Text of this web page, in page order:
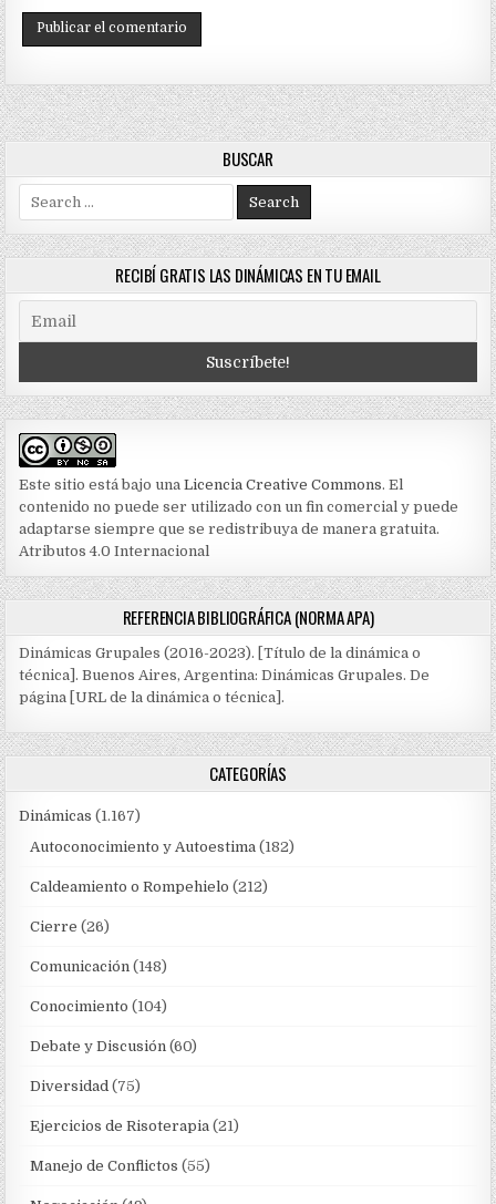
BUSCAR
for:
RECIBÍ GRATIS LAS DINÁMICAS EN TU EMAIL
Este sitio está bajo unaLicencia Creative Commons. El
contenido no puede ser utilizado con un fin comercial y puede
adaptarse siempre que se redistribuya de manera gratuita.
Atributos 4.0 Internacional
REFERENCIA BIBLIOGRÁFICA (NORMA APA)
Dinámicas Grupales (2016-2023). [Título de la dinámica o
técnica]. Buenos Aires, Argentina: Dinámicas Grupales. De
página [URL de la dinámica o técnica].
CATEGORÍAS
Dinámicas (1.167)
Autoconocimiento y Autoestima (182)
Caldeamiento o Rompehielo (212)
Cierre (26)
Comunicación (148)
Conocimiento (104)
Debate y Discusión (60)
Diversidad (75)
Ejercicios de Risoterapia (21)
Manejo de Conflictos (55)